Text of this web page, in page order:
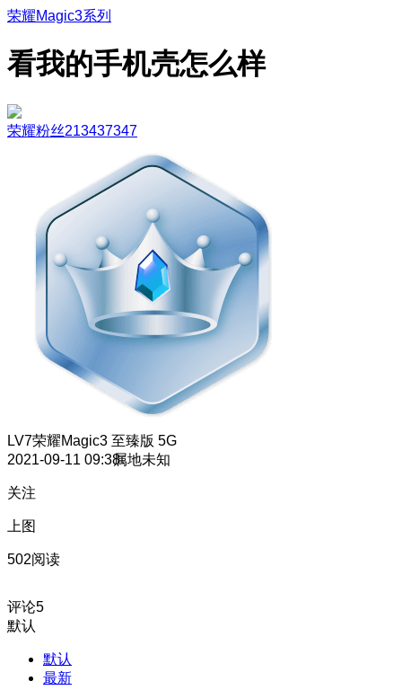
荣耀Magic3系列
看我的手机壳怎么样
荣耀粉丝213437347
LV7荣耀Magic3 至臻版 5G
2021-09-11 09:38属地未知
关注
上图
502阅读
评论5
默认
默认
最新